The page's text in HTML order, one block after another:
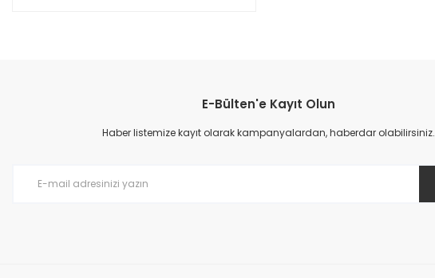
E-Bülten'e Kayıt Olun
Haber listemize kayıt olarak kampanyalardan, haberdar olabilirsiniz.